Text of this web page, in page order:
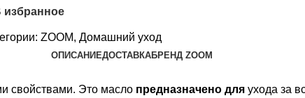
избранное
ZOOM, Домашний уход
ОПИСАНИЕДОСТАВКАБРЕНД ZOOM
свойствами. Это масло предназначено для ухода за